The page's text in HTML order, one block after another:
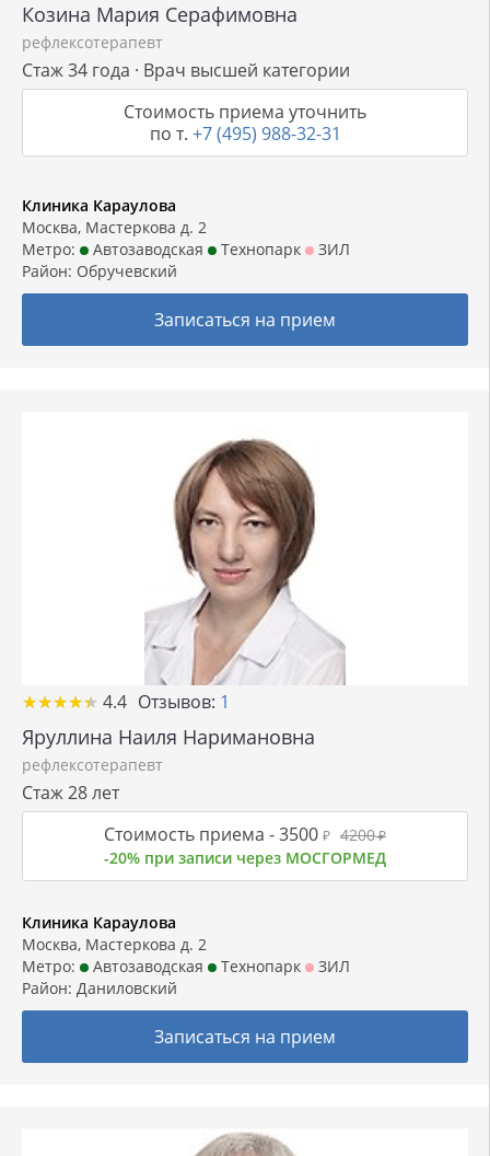
Козина Мария Серафимовна
рефлексотерапевт
Стаж 34 года · Врач высшей категории
Стоимость приема уточнить
по т. +7 (495) 988-32-31
Клиника Караулова
Москва, Мастеркова д. 2
Метро:
Автозаводская Технопарк
ЗИЛ
Район: Обручевский
Записаться на прием
★★★★★
★★★★★ 4.4 Отзывов: 1
Яруллина Наиля Наримановна
рефлексотерапевт
Стаж 28 лет
Стоимость приема -3500 ₽ 4200₽
-20% при записи через МОСГОРМЕД
Клиника Караулова
Москва, Мастеркова д. 2
Метро:
Автозаводская Технопарк
ЗИЛ
Район: Даниловский
Записаться на прием